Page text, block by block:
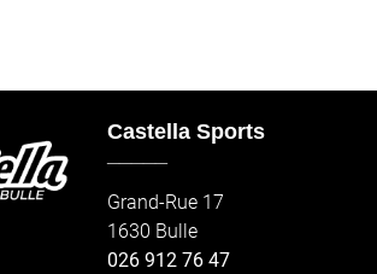
Castella Sports
Grand-Rue 17
1630 Bulle
026 912 76 47